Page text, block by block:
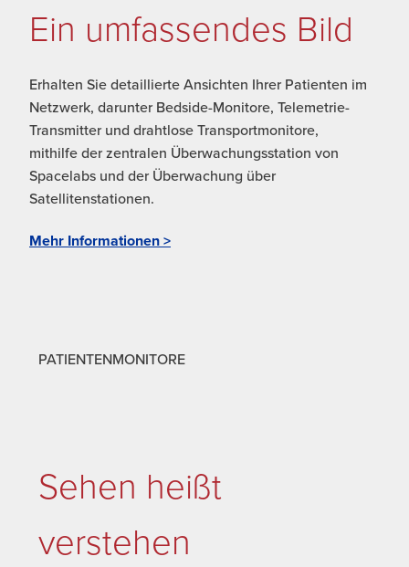
Ein umfassendes Bild
Erhalten Sie detaillierte Ansichten Ihrer Patienten im
Netzwerk, darunter Bedside-Monitore, Telemetrie-
Transmitter und drahtlose Transportmonitore,
mithilfe der zentralen Überwachungsstation von
Spacelabs und der Überwachung über
Satellitenstationen.
Mehr Informationen >
PATIENTENMONITORE
Sehen heißt
verstehen